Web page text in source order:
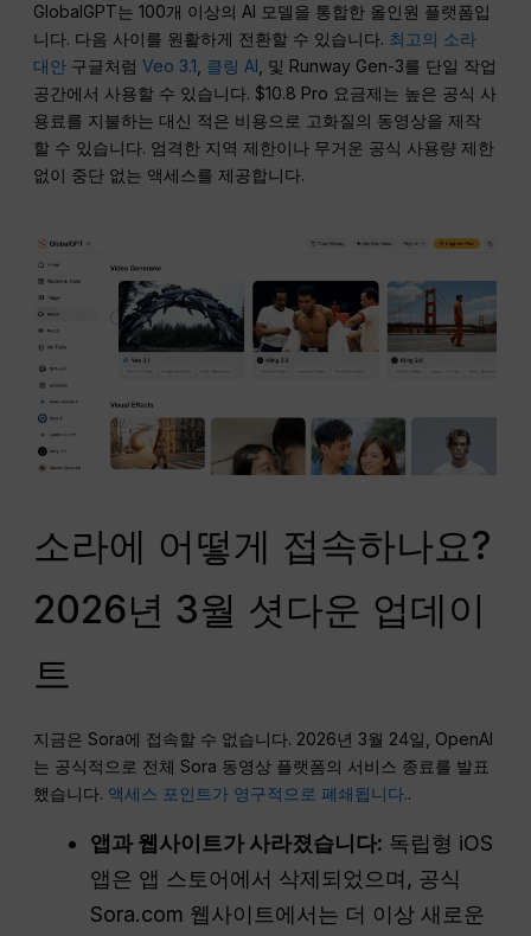
GlobalGPT는 100개 이상의 AI 모델을 통합한 올인원 플랫폼입
니다. 다음 사이를 원활하게 전환할 수 있습니다. 최고의 소라
대안 구글처럼Veo 3.1 클링 AI , 및 Runway Gen-3를 단일 작업
공간에서 사용할 수 있습니다. $10.8 Pro 요금제는 높은 공식 사
용료를 지불하는 대신 적은 비용으로 고화질의 동영상을 제작
할 수 있습니다. 엄격한 지역 제한이나 무거운 공식 사용량 제한
없이 중단 없는 액세스를 제공합니다.
소라에 어떻게 접속하나요?
2026년 3월 셧다운 업데이
트
지금은 Sora에 접속할 수 없습니다. 2026년 3월 24일, OpenAI
는 공식적으로 전체 Sora 동영상 플랫폼의 서비스 종료를 발표
했습니다. 액세스 포인트가 영구적으로 폐쇄됩니다..
앱과 웹사이트가 사라졌습니다: 독립형 iOS
앱은 앱 스토어에서 삭제되었으며, 공식
Sora.com 웹사이트에서는 더 이상 새로운